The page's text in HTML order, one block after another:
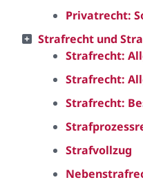
Privatrecht:
Strafrecht und
Strafrecht:
Strafrecht:
Strafrecht:
Strafvollzug